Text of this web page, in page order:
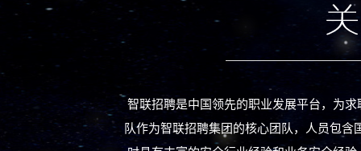
智联招聘是中国领先的职业发展平台，为
队作为智联招聘集团的核心团队，人员包